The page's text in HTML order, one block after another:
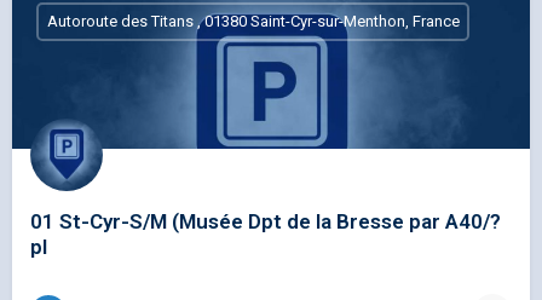
01 St-Cyr-S/M (Musée Dpt de la Bresse par A40/?
pl
Autoroute des Titans , 01380 Saint-Cyr-sur-Menthon, France